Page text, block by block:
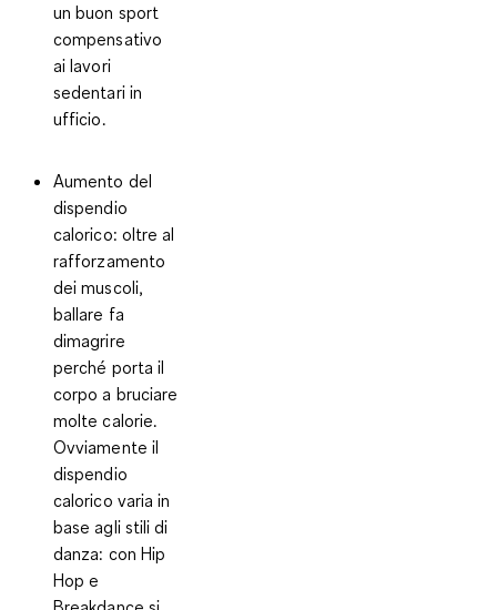
un buon sport
compensativo
ai lavori
sedentari in
ufficio.
Aumento del
dispendio
calorico: oltre al
rafforzamento
dei muscoli,
ballare fa
dimagrire
perché porta il
corpo a bruciare
molte calorie.
Ovviamente il
dispendio
calorico varia in
base agli stili di
danza: con Hip
Hop e